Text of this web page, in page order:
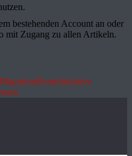
bestehenden Account an oder
mit Zugang zu allen Artikeln.
MigrationRenteInitiative